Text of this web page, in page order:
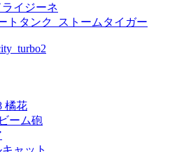
イジーネ
トタンク_ストームタイガー
橘花
ーム砲
ャット